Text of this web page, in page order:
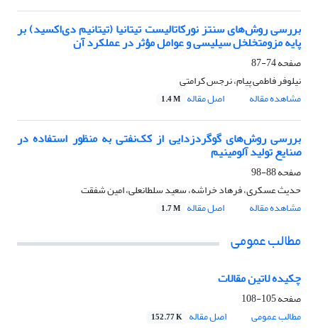
بررسی روش‌های سنتز نورکاتالیست تیتانیا (تیتانیم دی‌اکسید) بر
پایه مزومتخلخل سیلیسی و عوامل مؤثر در عملکرد آن
صفحه74-87
نیلوفر فاطمی پیام، نرجس کرامتی
مشاهده مقاله
اصل مقاله 1.4 M
بررسی روش‌های گوگردزدایی از کک‌نفتی به منظور استفاده در
صنایع تولید آلومینیم
صفحه88-98
حدیث عسکری، فرهاد خراشه، سعید سلطانعلی، امین شفقت
مشاهده مقاله
اصل مقاله 1.7 M
مطالب عمومی
چکیده لاتین مقالات
صفحه105-108
مطالب عمومی
اصل مقاله 152.77 K